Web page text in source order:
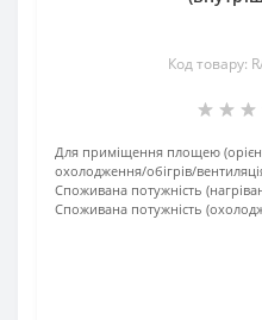
Код товару:
Для приміщення площею
охолодження/обігрів/
Споживана потужність
Споживана потужність